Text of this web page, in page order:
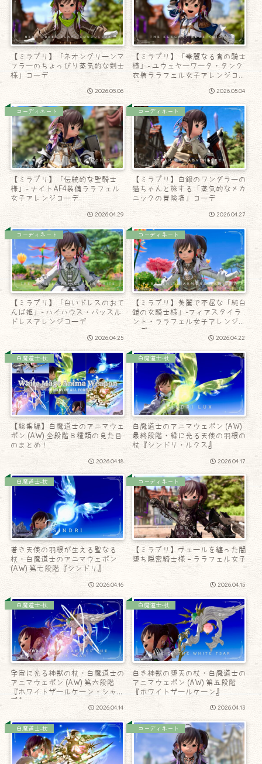
【ミラプリ】「ネオングリーンマ
フラーのちょっぴり蒸気的な剣士
様」コーデ
2026.05.06
【ミラプリ】「華麗なる青の騎士
様」- ユウェヤーワータ・タンク
衣装ララフェル女子アレンジコー
デ
2026.05.04
コーディネート
【ミラプリ】「伝統的な聖騎士
様」- ナイトAF4装備ララフェル
女子アレンジコーデ
2026.04.29
コーディネート
【ミラプリ】白銀のワンダラーの
猫ちゃんと旅する「蒸気的なメカ
ニックの冒険者」コーデ
2026.04.27
コーディネート
【ミラプリ】「白いドレスのおて
んば姫」- ハイハウス・バッスル
ドレスアレンジコーデ
2026.04.25
コーディネート
【ミラプリ】美麗で不屈な「純白
鎧の女騎士様」-フィアスタイラ
ント・ララフェル女子アレンジコ
ーデ
2026.04.22
白魔道士-杖
【総集編】白魔道士のアニマウェ
ポン (AW) 全段階８種類の見た目
のまとめ！
2026.04.18
白魔道士-杖
白魔道士のアニマウェポン (AW)
最終段階・緑に光る天使の羽根の
杖『シンドリ・ルクス』
2026.04.17
白魔道士-杖
蒼き天使の羽根が生える聖なる
杖・白魔道士のアニマウェポン
(AW) 第七段階『シンドリ』
2026.04.16
コーディネート
【ミラプリ】ヴェールを纏った闇
堕ち隠密騎士様 – ララフェル女子
2026.04.15
白魔道士-杖
宇宙に光る神獣の杖・白魔道士の
アニマウェポン (AW) 第六段階
『ホワイトザールケーン・シャー
プ』
2026.04.14
白魔道士-杖
白き神獣の堕天の杖・白魔道士の
アニマウェポン (AW) 第五段階
『ホワイトザールケーン』
2026.04.13
白魔道士-杖 コーディネート